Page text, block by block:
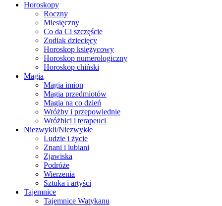
Horoskopy
Roczny
Miesięczny
Co da Ci szczęście
Zodiak dziecięcy
Horoskop księżycowy
Horoskop numerologiczny
Horoskop chiński
Magia
Magia imion
Magia przedmiotów
Magia na co dzień
Wróżby i przepowiednie
Wróżbici i terapeuci
Niezwykli/Niezwykłe
Ludzie i życie
Znani i lubiani
Zjawiska
Podróże
Wierzenia
Sztuka i artyści
Tajemnice
Tajemnice Watykanu